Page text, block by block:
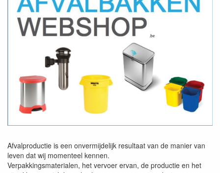
Afvalproductie is een onvermijdelijk resultaat van de manier van
leven dat wij momenteel kennen.
Verpakkingsmaterialen, het vervoer ervan, de productie en het